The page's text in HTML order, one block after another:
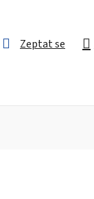
Zeptat se